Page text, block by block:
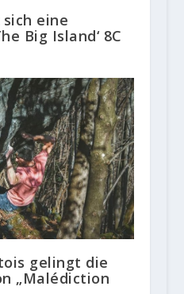
eine
Big Island‘ 8C
gelingt die
„Malédiction